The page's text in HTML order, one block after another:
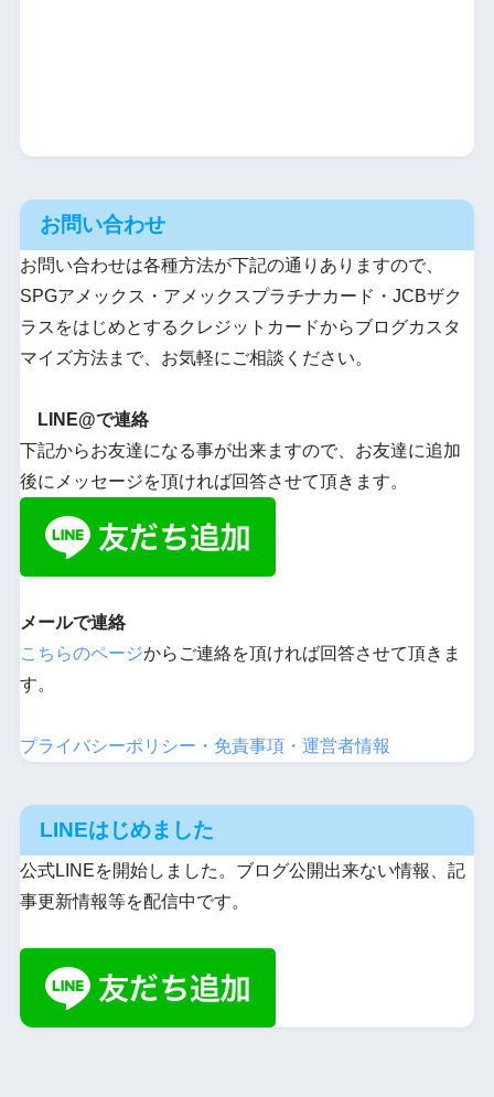
お問い合わせ
お問い合わせは各種方法が下記の通りありますので、
SPGアメックス・アメックスプラチナカード・JCBザク
ラスをはじめとするクレジットカードからブログカスタ
マイズ方法まで、お気軽にご相談ください。
LINE@で連絡
下記からお友達になる事が出来ますので、お友達に追加
後にメッセージを頂ければ回答させて頂きます。
メールで連絡
こちらのページからご連絡を頂ければ回答させて頂きま
す。
プライバシーポリシー・免責事項・運営者情報
LINEはじめました
公式LINEを開始しました。ブログ公開出来ない情報、記
事更新情報等を配信中です。